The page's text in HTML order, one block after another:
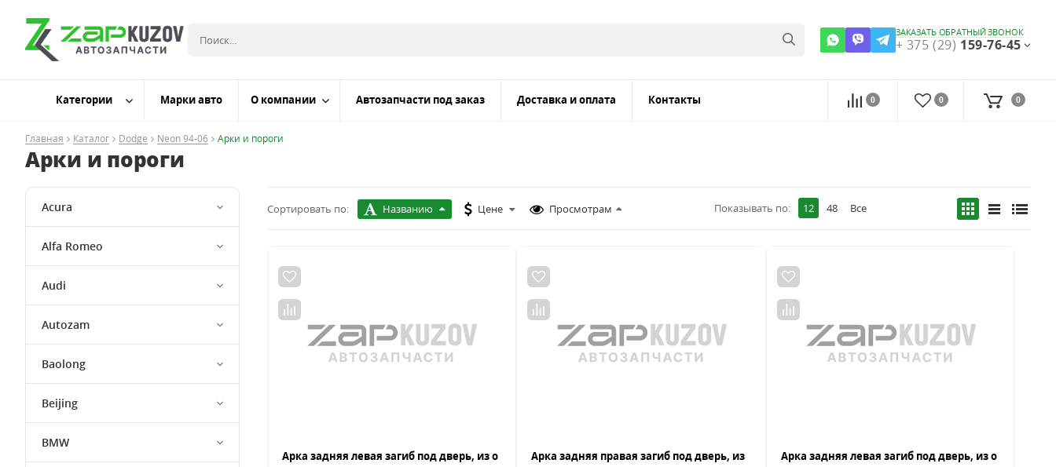
ЗАКАЗАТЬ ОБРАТНЫЙ ЗВОНОК
+ 375 (29) 159-76-45
Категории Марки авто О компании Автозапчасти под заказ Доставка и оплата Контакты 0 0 0
Главная Каталог Dodge Neon 94-06 Арки и пороги
Арки и пороги
Acura
Alfa Romeo
Audi
Autozam
Baolong
Beijing
BMW
Сортировать по: Названию Цене Просмотрам Показывать по: 12 48 Все